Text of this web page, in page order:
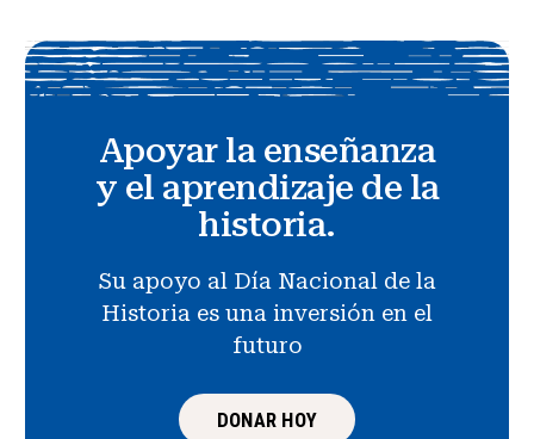
Apoyar la enseñanza
y el aprendizaje de la
historia.
Su apoyo al Día Nacional de la
Historia es una inversión en el
futuro
DONAR HOY